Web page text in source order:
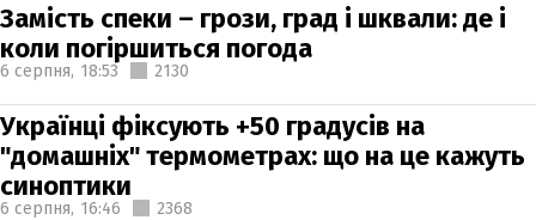
Замість спеки – грози, град і шквали: де і
коли погіршиться погода
6 серпня, 18:53 2130
Українці фіксують +50 градусів на
"домашніх" термометрах: що на це кажуть
синоптики
6 серпня, 16:46 2368